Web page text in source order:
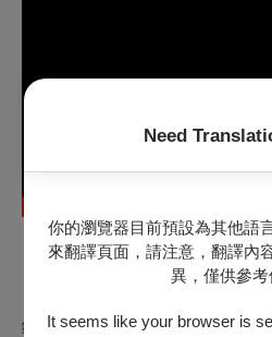
Need
你的瀏覽器目前預設為其他語
來翻譯頁面，請注意，翻譯內
異，僅供參考
It seems like your browser is
～有些音樂不為掌
鋼琴家孫榆桐，以深邃而內斂的音